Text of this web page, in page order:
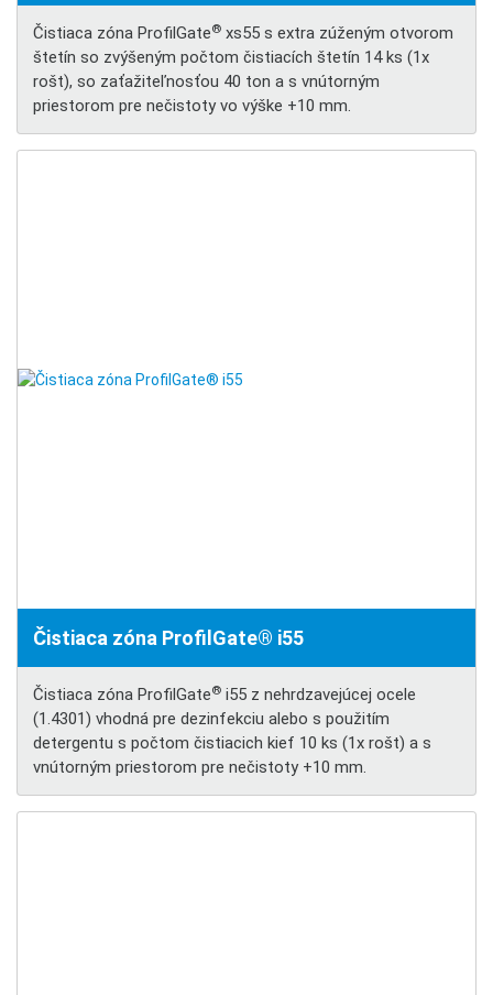
Čistiaca zóna ProfilGate® xs55 s extra zúženým otvorom
štetín so zvýšeným počtom čistiacích štetín 14 ks (1x
rošt), so zaťažiteľnosťou 40 ton a s vnútorným
priestorom pre nečistoty vo výške +10 mm.
Čistiaca zóna ProfilGate® i55
Čistiaca zóna ProfilGate® i55 z nehrdzavejúcej ocele
(1.4301) vhodná pre dezinfekciu alebo s použitím
detergentu s počtom čistiacich kief 10 ks (1x rošt) a s
vnútorným priestorom pre nečistoty +10 mm.